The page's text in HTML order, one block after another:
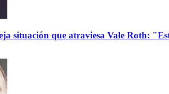
situación que atraviesa Vale Roth: